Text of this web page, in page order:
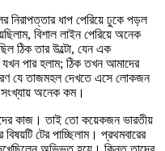
নিরাপত্তার ধাপ পেরিয়ে ঢুকে পড়ল
বিশাল লাইন পেরিয়ে অনেক
ঠিক তার উল্টো, যেন এক
পার হলাম; ঠিক তখন আমাদের
যে তাজমহল দেখতে এসে লোকজন
সংখ্যায় অনেক কম।
কাজ। তাই তো কয়েকজন ভারতীয়
টের পাচ্ছিলাম। প্রথমবারের